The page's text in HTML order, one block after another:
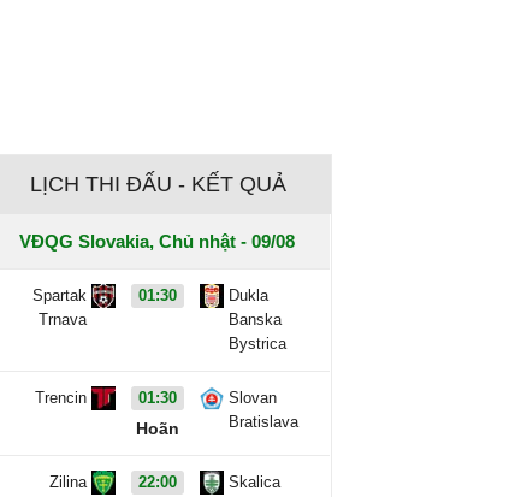
LỊCH THI ĐẤU - KẾT QUẢ
VĐQG Slovakia, Chủ nhật - 09/08
Spartak
Trnava
01:30
Dukla
Banska
Bystrica
Trencin 01:30
Hoãn
Slovan
Bratislava
Zilina 22:00 Skalica